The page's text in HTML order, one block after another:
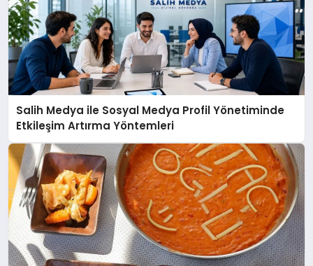
Salih Medya ile Sosyal Medya Profil Yönetiminde
Etkileşim Artırma Yöntemleri